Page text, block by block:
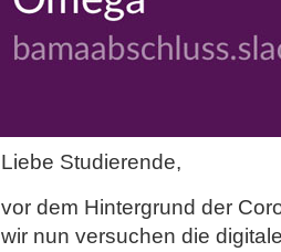
Liebe Studierende,
vor dem Hintergrund der
wir nun versuchen die